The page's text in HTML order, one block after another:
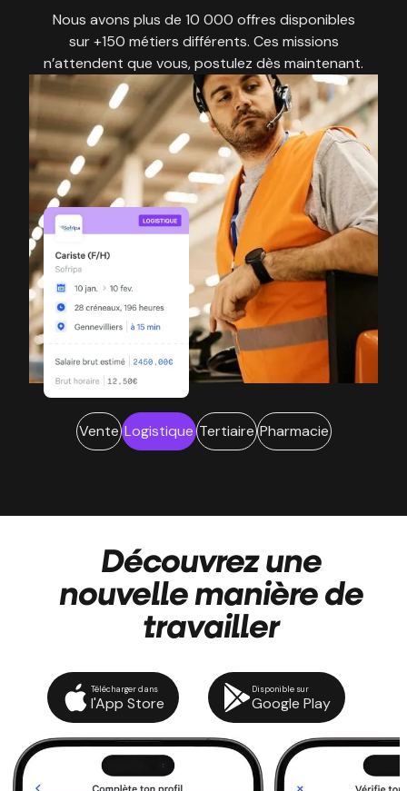
Nous avons plus de 10 000 offres disponibles
sur +150 métiers différents. Ces missions
n’attendent que vous, postulez dès maintenant.
Vente Logistique Tertiaire Pharmacie
Découvrez une
nouvelle manière de
travailler
Télécharger dans
l'App Store
Disponible sur
Google Play